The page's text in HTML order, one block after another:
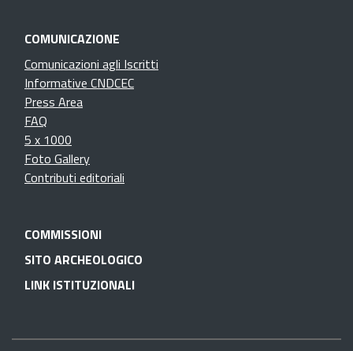
COMUNICAZIONE
Comunicazioni agli Iscritti
Informative CNDCEC
Press Area
FAQ
5 x 1000
Foto Gallery
Contributi editoriali
COMMISSIONI
SITO ARCHEOLOGICO
LINK ISTITUZIONALI